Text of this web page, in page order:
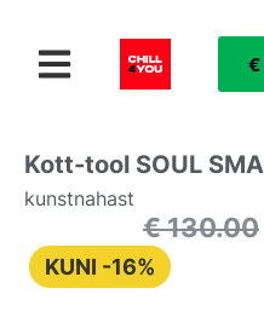
€
Kott-tool SOUL
kunstnahast
€130.00
KUNI -16%